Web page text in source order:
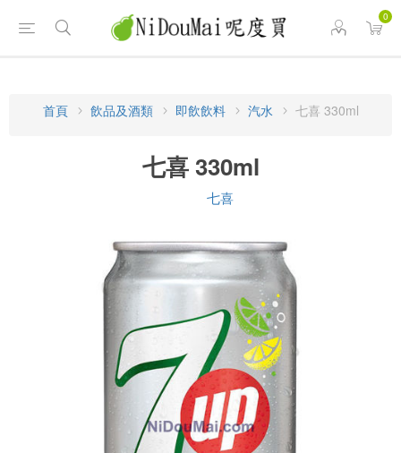
0
首頁 飲品及酒類 即飲飲料 汽水 七喜 330ml
七喜 330ml
七喜